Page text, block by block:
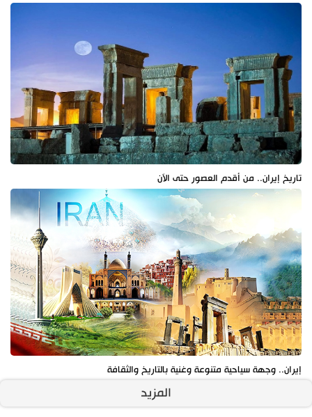
تاريخ إيران.. من أقدم العصور حتى الآن
إيران.. وجهة سياحية متنوعة وغنية بالتاريخ والثقافة
المزيد